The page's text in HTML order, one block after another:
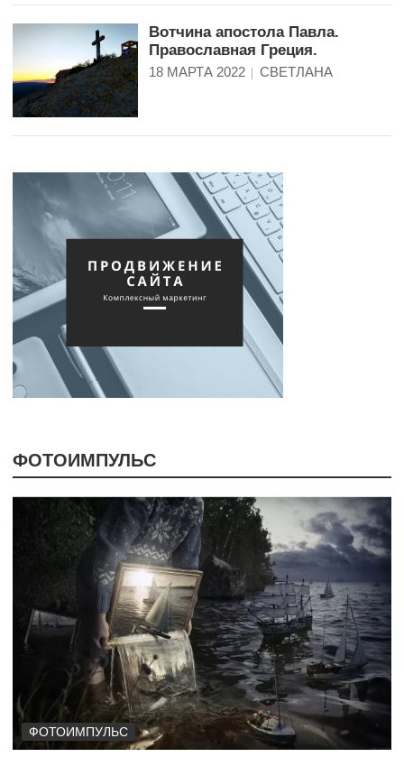
Вотчина апостола Павла.
Православная Греция.
18 МАРТА 2022 СВЕТЛАНА
ФОТОИМПУЛЬС
ФОТОИМПУЛЬС